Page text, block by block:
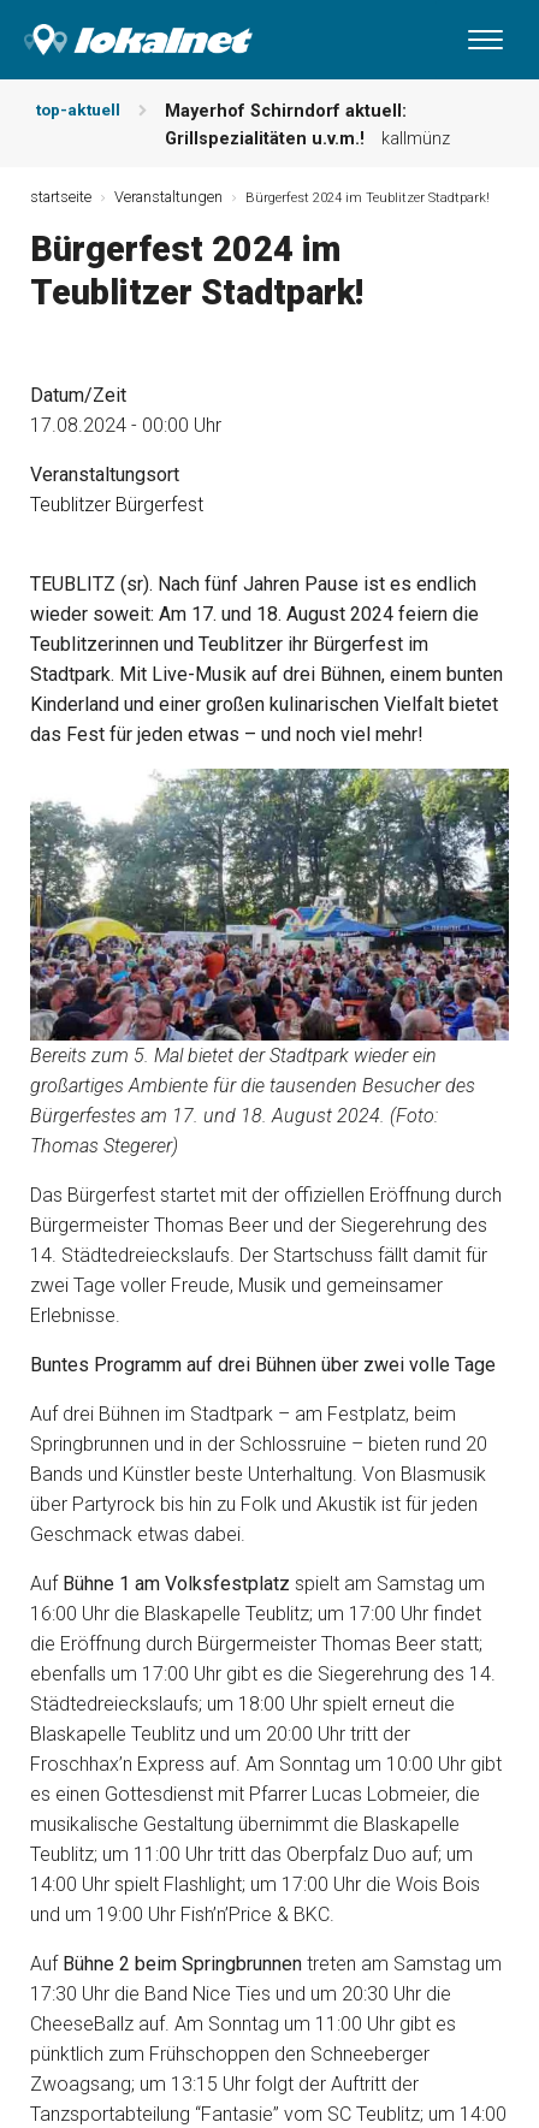
top-aktuell
Mayerhof Schirndorf aktuell:
Grillspezialitäten u.v.m.!
kallmünz
und mehr … burglengenfeld
zahlen!
kommentare & serien &
leserbriefe
Maxhütter Fischladen: Unser aktuelles
Metzgerei Hummel: Aktuelles
startseite Veranstaltungen Bürgerfest 2024 im Teublitzer Stadtpark!
Bürgerfest 2024 im
Teublitzer Stadtpark!
Datum/Zeit
17.08.2024 - 00:00 Uhr
Veranstaltungsort
Teublitzer Bürgerfest
TEUBLITZ (sr). Nach fünf Jahren Pause ist es endlich
wieder soweit: Am 17. und 18. August 2024 feiern die
Teublitzerinnen und Teublitzer ihr Bürgerfest im
Stadtpark. Mit Live-Musik auf drei Bühnen, einem bunten
Kinderland und einer großen kulinarischen Vielfalt bietet
das Fest für jeden etwas – und noch viel mehr!
Bereits zum 5. Mal bietet der Stadtpark wieder ein
großartiges Ambiente für die tausenden Besucher des
Bürgerfestes am 17. und 18. August 2024. (Foto:
Thomas Stegerer)
Das Bürgerfest startet mit der offiziellen Eröffnung durch
Bürgermeister Thomas Beer und der Siegerehrung des
14. Städtedreieckslaufs. Der Startschuss fällt damit für
zwei Tage voller Freude, Musik und gemeinsamer
Erlebnisse.
Buntes Programm auf drei Bühnen über zwei volle Tage
Auf drei Bühnen im Stadtpark – am Festplatz, beim
Springbrunnen und in der Schlossruine – bieten rund 20
Bands und Künstler beste Unterhaltung. Von Blasmusik
über Partyrock bis hin zu Folk und Akustik ist für jeden
Geschmack etwas dabei.
Auf Bühne 1 am Volksfestplatz spielt am Samstag um
16:00 Uhr die Blaskapelle Teublitz; um 17:00 Uhr findet
die Eröffnung durch Bürgermeister Thomas Beer statt;
ebenfalls um 17:00 Uhr gibt es die Siegerehrung des 14.
Städtedreieckslaufs; um 18:00 Uhr spielt erneut die
Blaskapelle Teublitz und um 20:00 Uhr tritt der
Froschhax’n Express auf. Am Sonntag um 10:00 Uhr gibt
es einen Gottesdienst mit Pfarrer Lucas Lobmeier, die
musikalische Gestaltung übernimmt die Blaskapelle
Teublitz; um 11:00 Uhr tritt das Oberpfalz Duo auf; um
14:00 Uhr spielt Flashlight; um 17:00 Uhr die Wois Bois
und um 19:00 Uhr Fish’n’Price & BKC.
Auf Bühne 2 beim Springbrunnen treten am Samstag um
17:30 Uhr die Band Nice Ties und um 20:30 Uhr die
CheeseBallz auf. Am Sonntag um 11:00 Uhr gibt es
pünktlich zum Frühschoppen den Schneeberger
Zwoagsang; um 13:15 Uhr folgt der Auftritt der
Tanzsportabteilung “Fantasie” vom SC Teublitz; um 14:00